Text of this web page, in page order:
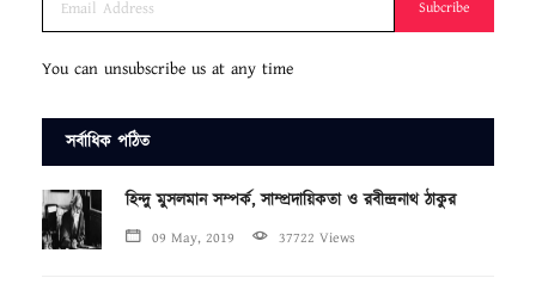
Subcribe
You can unsubscribe us at any time
সর্বাধিক পঠিত
হিন্দু মুসলমান সম্পর্ক, সাম্প্রদায়িকতা ও রবীন্দ্রনাথ ঠাকুর
09 May, 2019 37722 Views